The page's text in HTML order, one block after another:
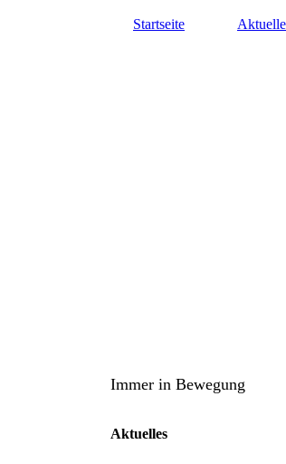
Startseite
Immer in Bewegung
Aktuelles